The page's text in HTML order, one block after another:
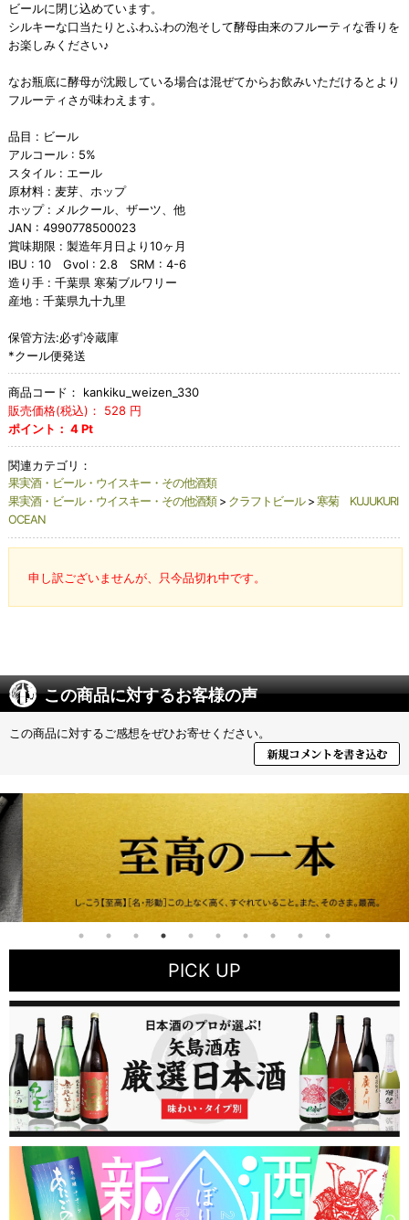
ビールに閉じ込めています。
シルキーな口当たりとふわふわの泡そして酵母由来のフルーティな香りを
お楽しみください♪
なお瓶底に酵母が沈殿している場合は混ぜてからお飲みいただけるとより
フルーティさが味わえます。
品目 : ビール
アルコール : 5%
スタイル : エール
原材料 : 麦芽、ホップ
ホップ : メルクール、ザーツ、他
JAN : 4990778500023
賞味期限 : 製造年月日より10ヶ月
IBU : 10 Gvol : 2.8 SRM : 4-6
造り手 : 千葉県 寒菊ブルワリー
産地 : 千葉県九十九里
保管方法:必ず冷蔵庫
*クール便発送
商品コード：
kankiku_weizen_330
販売価格(税込)：
528円
ポイント： 4Pt
関連カテゴリ：
果実酒・ビール・ウイスキー・その他酒類
果実酒・ビール・ウイスキー・その他酒類> クラフトビール> 寒菊 KUJUKURI
OCEAN
申し訳ございませんが、只今品切れ中です。
この商品に対するお客様の声
この商品に対するご感想をぜひお寄せください。
PICK UP